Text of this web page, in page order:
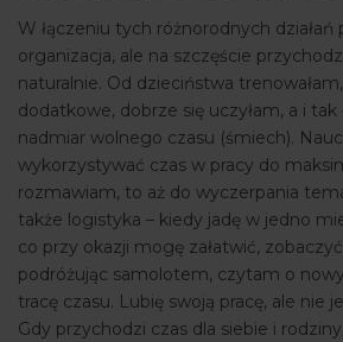
W łączeniu tych różnorodnych działań
organizacja, ale na szczęście
naturalnie. Od dzieciństwa
dodatkowe, dobrze się uczyłam, a i tak
nadmiar wolnego czasu (śmiech).
wykorzystywać czas w pracy do
rozmawiam, to aż do wyczerpania
także logistyka – kiedy jadę w jedno
co przy okazji mogę załatwić,
podróżując samolotem, czytam o
tracę czasu. Lubię swoją pracę, ale nie
Gdy przychodzi czas dla siebie i